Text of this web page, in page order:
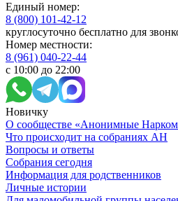
Единый номер:
8 (800) 101-42-12
круглосуточно бесплатно для
Номер местности:
8 (961) 040-22-44
с 10:00 до 22:00
Новичку
О сообществе «Анонимные
Что происходит на собраниях АН
Вопросы и ответы
Собрания сегодня
Информация для родственников
Личные истории